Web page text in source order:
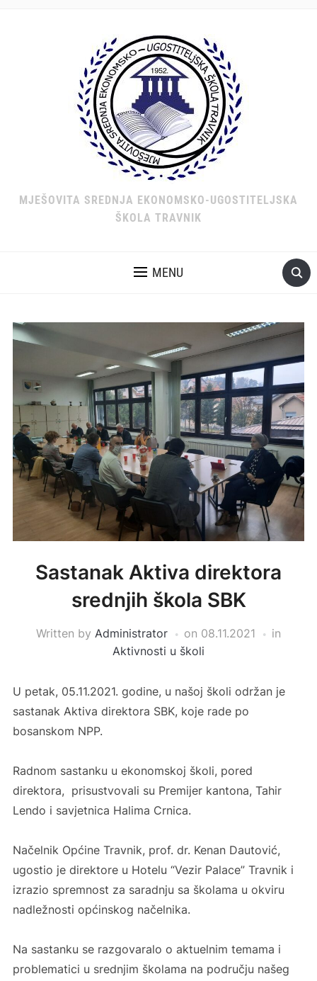
MJEŠOVITA SREDNJA EKONOMSKO-UGOSTITELJSKA
ŠKOLA TRAVNIK
MENU
Sastanak Aktiva direktora
srednjih škola SBK
Written by Administrator on 08.11.2021
in
Aktivnosti u školi
U petak, 05.11.2021. godine, u našoj školi održan je
sastanak Aktiva direktora SBK, koje rade po
bosanskom NPP.
Radnom sastanku u ekonomskoj školi, pored
direktora, prisustvovali su Premijer kantona, Tahir
Lendo i savjetnica Halima Crnica.
Načelnik Općine Travnik, prof. dr. Kenan Dautović,
ugostio je direktore u Hotelu “Vezir Palace” Travnik i
izrazio spremnost za saradnju sa školama u okviru
nadležnosti općinskog načelnika.
Na sastanku se razgovaralo o aktuelnim temama i
problematici u srednjim školama na području našeg